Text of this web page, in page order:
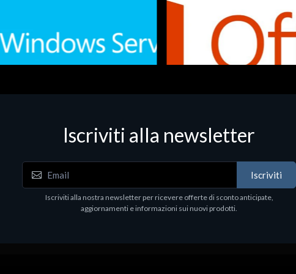
Software - Office Productivity Software - Office Productivity
Iscriviti alla newsletter
Iscriviti
Iscriviti alla nostra newsletter per ricevere offerte di sconto anticipate,
aggiornamenti e informazioni sui nuovi prodotti.